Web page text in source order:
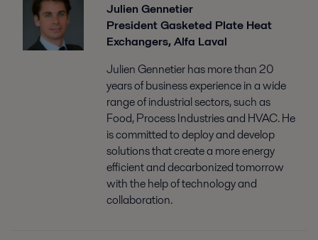
Julien Gennetier
President Gasketed Plate Heat
Exchangers, Alfa Laval
Julien Gennetier has more than 20
years of business experience in a wide
range of industrial sectors, such as
Food, Process Industries and HVAC. He
is committed to deploy and develop
solutions that create a more energy
efficient and decarbonized tomorrow
with the help of technology and
collaboration.